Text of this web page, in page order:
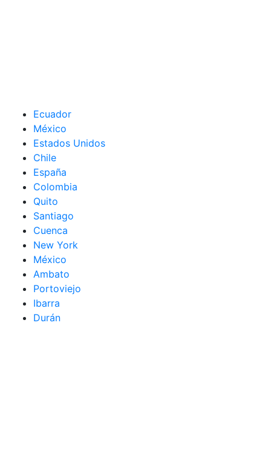
Ecuador
México
Estados Unidos
Chile
España
Colombia
Quito
Santiago
Cuenca
New York
México
Ambato
Portoviejo
Ibarra
Durán